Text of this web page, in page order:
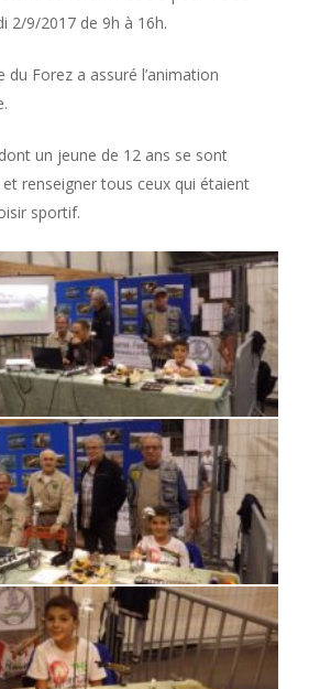
2/9/2017 de 9h à 16h.
du Forez a assuré l’animation
un jeune de 12 ans se sont
renseigner tous ceux qui étaient
sportif.